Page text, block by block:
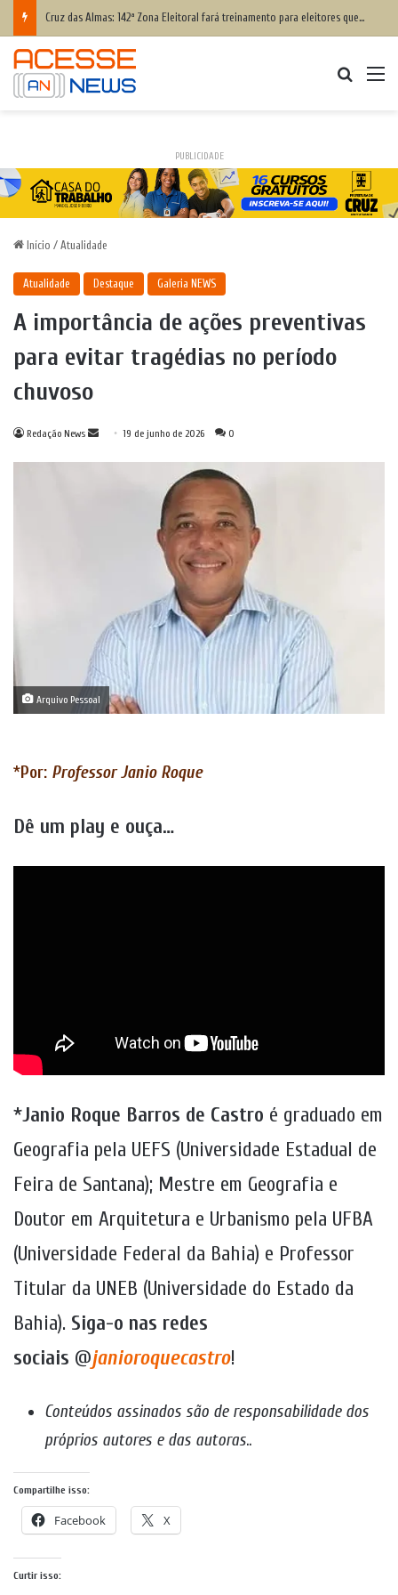
Cruz das Almas: 142ª Zona Eleitoral fará treinamento para eleitores que têm dificuldade para votar; saiba como participar
PUBLICIDADE
Início / Atualidade
Atualidade Destaque Galeria NEWS
A importância de ações preventivas
para evitar tragédias no período
chuvoso
Redação News
Mande19 de junho de 2026 0
Arquivo Pessoal
*Por: Professor Janio Roque
Dê um play e ouça…
*Janio Roque Barros de Castro é graduado em
Geografia pela UEFS (Universidade Estadual de
Feira de Santana); Mestre em Geografia e
Doutor em Arquitetura e Urbanismo pela UFBA
(Universidade Federal da Bahia) e Professor
Titular da UNEB (Universidade do Estado da
Bahia). Siga-o nas redes
sociais @janioroquecastro!
Conteúdos assinados são de responsabilidade dos
próprios autores e das autoras..
Compartilhe isso:
Facebook X
Curtir isso: